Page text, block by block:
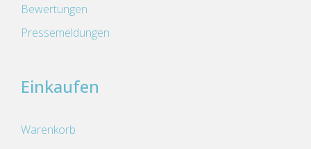
Bewertungen
Pressemeldungen
Einkaufen
Warenkorb